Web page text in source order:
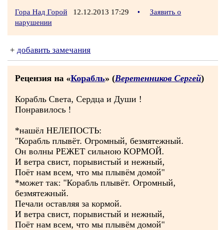
Гора Над Горой 12.12.2013 17:29 •
Заявить о
нарушении
+ добавить замечания
Рецензия на «Корабль» (Веретенников Сергей)
Корабль Света, Сердца и Души !
Понравилось !
*нашёл НЕЛЕПОСТЬ:
"Корабль плывёт. Огромный, безмятежный.
Он волны РЕЖЕТ сильною КОРМОЙ.
И ветра свист, порывистый и нежный,
Поёт нам всем, что мы плывём домой"
*может так: "Корабль плывёт. Огромный,
безмятежный.
Печали оставляя за кормой.
И ветра свист, порывистый и нежный,
Поёт нам всем, что мы плывём домой"